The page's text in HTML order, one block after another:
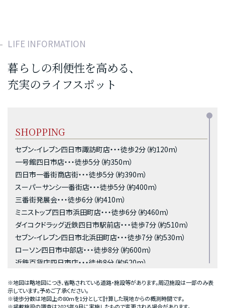
LIFE INFORMATION
暮らしの利便性を高める、
充実のライフスポット
SHOPPING
セブン-イレブン四日市諏訪町店・・・徒歩2分（約120m）
一号館四日市店・・・徒歩5分（約350m）
四日市一番街商店街・・・徒歩5分（約390m）
スーパーサンシ一番街店・・・徒歩5分（約400m）
三番街発展会・・・徒歩6分（約410m）
ミニストップ四日市浜田町店・・・徒歩6分（約460m）
ダイコクドラッグ近鉄四日市駅前店・・・徒歩7分（約510m）
セブン-イレブン四日市北浜田町店・・・徒歩7分（約530m）
ローソン四日市中部店・・・徒歩8分（約600m）
近鉄百貨店四日市店・・・徒歩8分（約620m）
スーパーマーケットバロー北浜田店・・・徒歩10分（約730m）
ニトリ四日市店・・・徒歩10分（約740m）
※地図は略地図につき、省略されている道路・施設等があります。周辺施設は一部のみ表
示しています。予めご了承ください。
※徒歩分数は地図上の80mを1分として計算した現地からの概測時間です。